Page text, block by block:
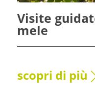
Visite
mele
scopri di più